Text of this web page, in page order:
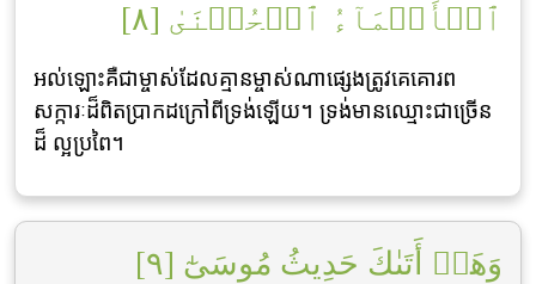
ٱلۡأَسۡمَآءُ ٱلۡحُسۡنَىٰ [٨]
អល់ឡោះគឺជាម្ចាស់ដែលគ្មានម្ចាស់ណាផេ្សងត្រូវគេគោរព
សក្ការៈដ៏ពិតប្រាកដក្រៅពីទ្រង់ឡើយ។ ទ្រង់មានឈ្មោះជាច្រើន
ដ៏ ល្អប្រពៃ។
وَهَلۡ أَتَىٰكَ حَدِيثُ مُوسَىٰٓ [٩]